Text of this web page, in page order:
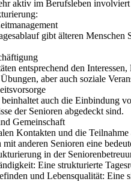
aktiv im Berufsleben involviert
gibt älteren
entsprechend den
aber auch soziale
auch die Einbindung
der Senioren abgedeckt sind.
Gemeinschaft
Kontakten und die
anderen Senioren eine
in der
Eine strukturierte
und Lebensqualität: Eine